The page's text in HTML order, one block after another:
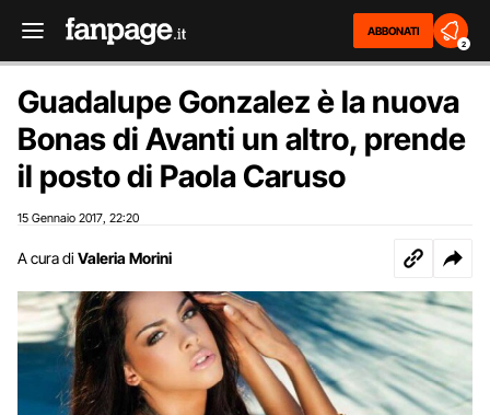
ABBONATI
2
Guadalupe Gonzalez è la nuova
Bonas di Avanti un altro, prende
il posto di Paola Caruso
15 Gennaio 2017 22:20
A cura di Valeria Morini